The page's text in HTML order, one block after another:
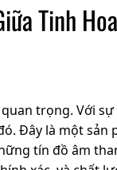
Tinh
trọng. Với sự
Đây là một
tín đồ âm